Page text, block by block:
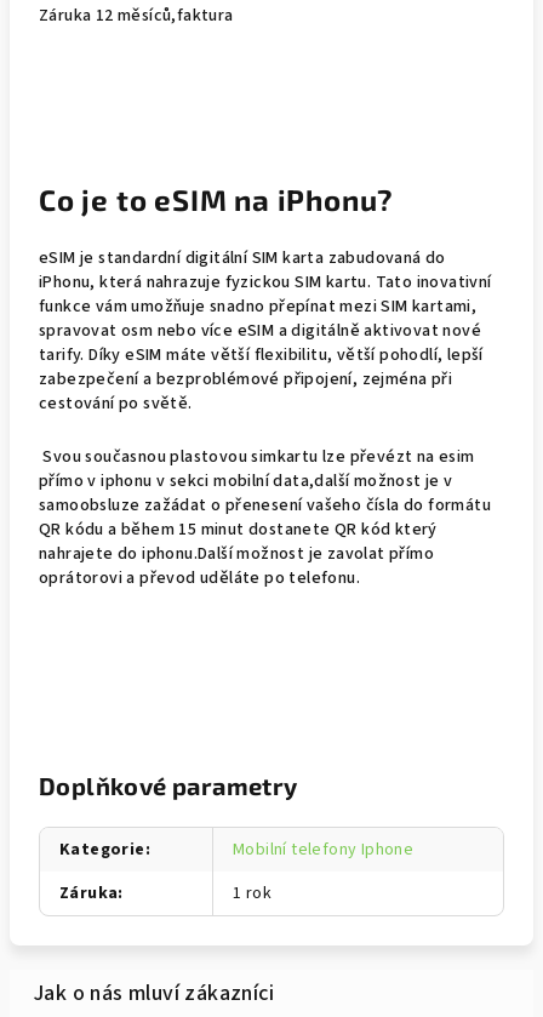
Záruka 12 měsíců,faktura
Co je to eSIM na iPhonu?
eSIM je standardní digitální SIM karta zabudovaná do
iPhonu, která nahrazuje fyzickou SIM kartu. Tato inovativní
funkce vám umožňuje snadno přepínat mezi SIM kartami,
spravovat osm nebo více eSIM a digitálně aktivovat nové
tarify. Díky eSIM máte větší flexibilitu, větší pohodlí, lepší
zabezpečení a bezproblémové připojení, zejména při
cestování po světě.
Svou současnou plastovou simkartu lze převézt na esim
přímo v iphonu v sekci mobilní data,další možnost je v
samoobsluze zažádat o přenesení vašeho čísla do formátu
QR kódu a během 15 minut dostanete QR kód který
nahrajete do iphonu.Další možnost je zavolat přímo
oprátorovi a převod uděláte po telefonu.
Doplňkové parametry
Kategorie:
Mobilní telefony Iphone
Záruka: 1 rok